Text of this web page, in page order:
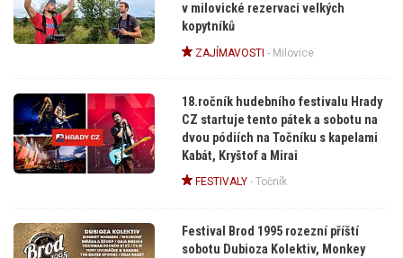
v milovické rezervaci velkých
kopytníků
ZAJÍMAVOSTI - Milovice
18.ročník hudebního festivalu Hrady
CZ startuje tento pátek a sobotu na
dvou pódiích na Točníku s kapelami
Kabát, Kryštof a Mirai
FESTIVALY- Točník
Festival Brod 1995 rozezní příští
sobotu Dubioza Kolektiv, Monkey